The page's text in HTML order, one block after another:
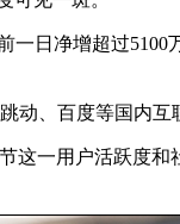
日净增超过
动、百度等国内
这一用户活跃度